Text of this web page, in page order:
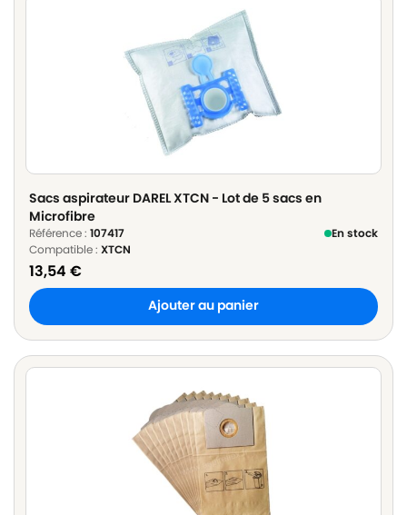
Sacs aspirateur DAREL XTCN - Lot de 5 sacs en
Microfibre
Référence : 107417
En stock
Compatible : XTCN
13,54 €
Ajouter au panier